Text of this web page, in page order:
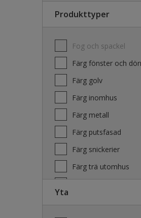
Produkttyper
Fog och spackel
Färg fönster och
Färg golv
Färg inomhus
Färg metall
Färg putsfasad
Färg snickerier
Färg trä utomhus
Yta